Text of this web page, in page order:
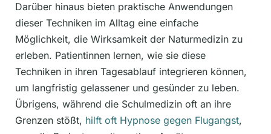
Darüber hinaus bieten praktische Anwendungen
dieser Techniken im Alltag eine einfache
Möglichkeit, die Wirksamkeit der Naturmedizin zu
erleben. Patientinnen lernen, wie sie diese
Techniken in ihren Tagesablauf integrieren können,
um langfristig gelassener und gesünder zu leben.
Übrigens, während die Schulmedizin oft an ihre
Grenzen stößt, hilft oft Hypnose gegen Flugangst,